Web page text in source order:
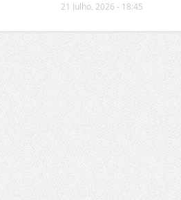
21 Julho, 2026 - 18:45